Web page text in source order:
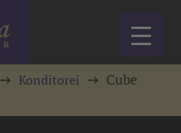
Konditorei
Cube